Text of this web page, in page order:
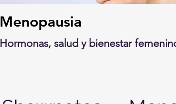
Menopausia
Hormonas, salud y bienestar